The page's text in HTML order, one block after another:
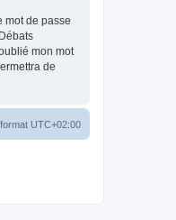
mot de passe
mon mot
de
UTC+02:00